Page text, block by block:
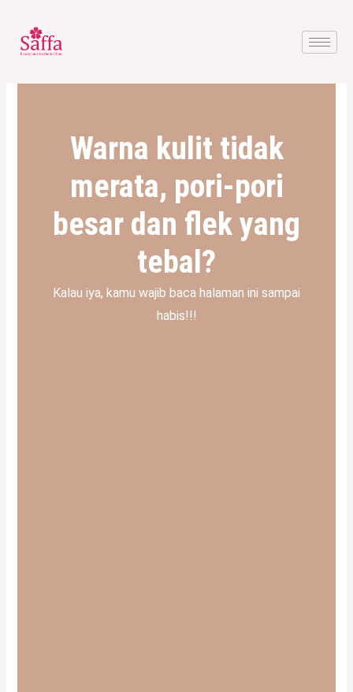
Warna kulit tidak
merata, pori-pori
besar dan flek yang
tebal?
Kalau iya, kamu wajib baca halaman ini sampai
habis!!!